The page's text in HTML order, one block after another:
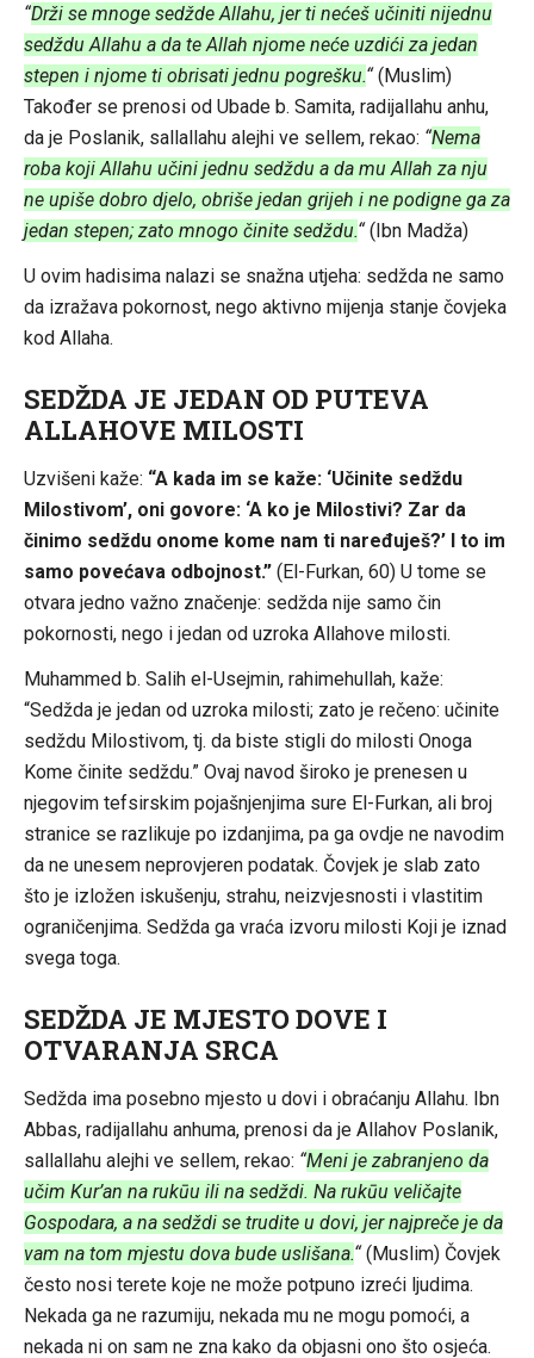
“Drži se mnoge sedžde Allahu, jer ti nećeš učiniti nijednu
sedždu Allahu a da te Allah njome neće uzdići za jedan
stepen i njome ti obrisati jednu pogrešku.“(Muslim)
Također se prenosi od Ubade b. Samita, radijallahu anhu,
da je Poslanik, sallallahu alejhi ve sellem, rekao: “Nema
roba koji Allahu učini jednu sedždu a da mu Allah za nju
ne upiše dobro djelo, obriše jedan grijeh i ne podigne ga za
jedan stepen; zato mnogo činite sedždu.“(Ibn Madža)
U ovim hadisima nalazi se snažna utjeha: sedžda ne samo
da izražava pokornost, nego aktivno mijenja stanje čovjeka
kod Allaha.
SEDŽDA JE JEDAN OD PUTEVA
ALLAHOVE MILOSTI
Uzvišeni kaže: “A kada im se kaže: ‘Učinite sedždu
Milostivom’, oni govore: ‘A ko je Milostivi? Zar da
činimo sedždu onome kome nam ti naređuješ?’ I to im
samo povećava odbojnost.”(El-Furkan, 60) U tome se
otvara jedno važno značenje: sedžda nije samo čin
pokornosti, nego i jedan od uzroka Allahove milosti.
Muhammed b. Salih el-Usejmin, rahimehullah, kaže:
“Sedžda je jedan od uzroka milosti; zato je rečeno: učinite
sedždu Milostivom, tj. da biste stigli do milosti Onoga
Kome činite sedždu.” Ovaj navod široko je prenesen u
njegovim tefsirskim pojašnjenjima sure El-Furkan, ali broj
stranice se razlikuje po izdanjima, pa ga ovdje ne navodim
da ne unesem neprovjeren podatak. Čovjek je slab zato
što je izložen iskušenju, strahu, neizvjesnosti i vlastitim
ograničenjima. Sedžda ga vraća izvoru milosti Koji je iznad
svega toga.
SEDŽDA JE MJESTO DOVE I
OTVARANJA SRCA
Sedžda ima posebno mjesto u dovi i obraćanju Allahu. Ibn
Abbas, radijallahu anhuma, prenosi da je Allahov Poslanik,
sallallahu alejhi ve sellem, rekao: “Meni je zabranjeno da
učim Kur’an na rukūu ili na sedždi. Na rukūu veličajte
Gospodara, a na sedždi se trudite u dovi, jer najpreče je da
vam na tom mjestu dova bude uslišana.“(Muslim) Čovjek
često nosi terete koje ne može potpuno izreći ljudima.
Nekada ga ne razumiju, nekada mu ne mogu pomoći, a
nekada ni on sam ne zna kako da objasni ono što osjeća.